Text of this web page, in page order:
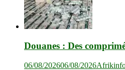
Douanes : Des
06/08/202606/08/2026